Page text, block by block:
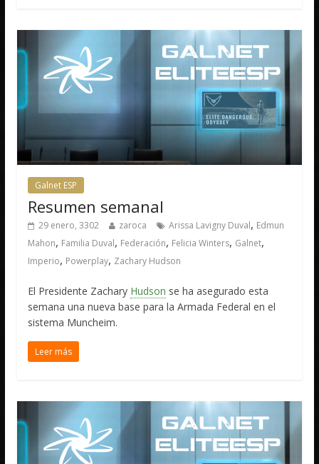
Galnet ESP
Resumen semanal
29 enero, 3302 zaroca Arissa Lavigny Duval, Edmun
Mahon, Familia Duval, Federación, Felicia Winters, Galnet,
Imperio, Powerplay, Zachary Hudson
El Presidente Zachary Hudson se ha asegurado esta
semana una nueva base para la Armada Federal en el
sistema Muncheim.
Leer más